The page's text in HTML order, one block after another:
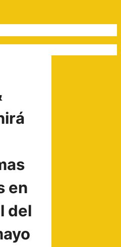
en
del